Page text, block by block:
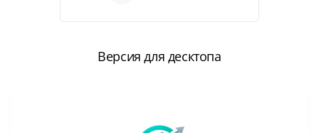
Версия для десктопа